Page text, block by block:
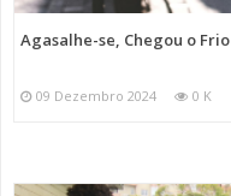
Agasalhe-se, Chegou o Frio
09 Dezembro 2024 0 K